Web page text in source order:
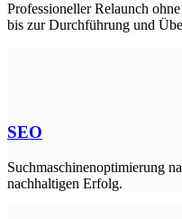
Professioneller Relaunch
bis zur Durchführung und
SEO
Suchmaschinenoptimierung
nachhaltigen Erfolg.